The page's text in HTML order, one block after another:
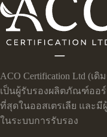
ACO Certification Ltd (เดิ
เป็นผู้รับรองผลิตภัณฑ์ออ
ที่สุดในออสเตรเลีย และมี
ในระบบการรับรอง